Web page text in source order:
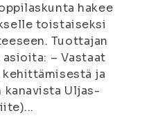
hakee
toistaiseksi
Tuottajan
– Vastaat
ja
kanavista Uljas-